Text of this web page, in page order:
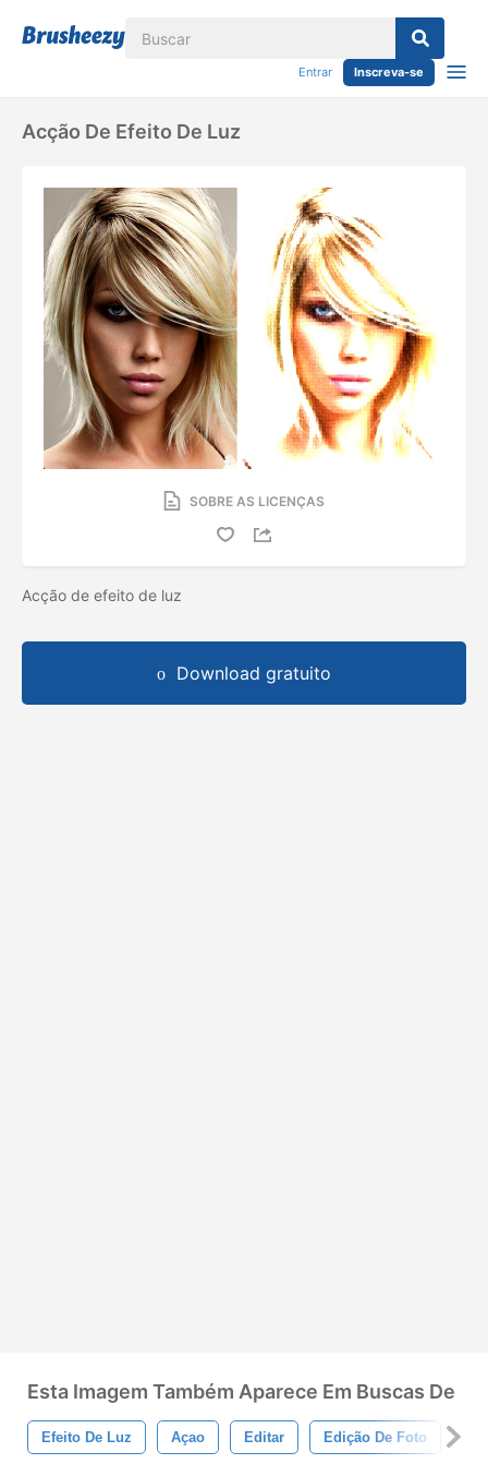
Entrar Inscreva-se
Acção De Efeito De Luz
SOBRE AS LICENÇAS
Acção de efeito de luz
Download gratuito
Esta Imagem Também Aparece Em Buscas De
Efeito De Luz Açao Editar Edição De Foto